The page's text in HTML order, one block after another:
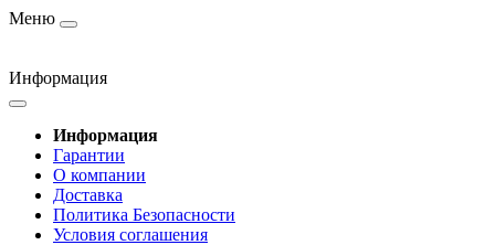
Меню
Информация
Информация
Гарантии
О компании
Доставка
Политика Безопасности
Условия соглашения